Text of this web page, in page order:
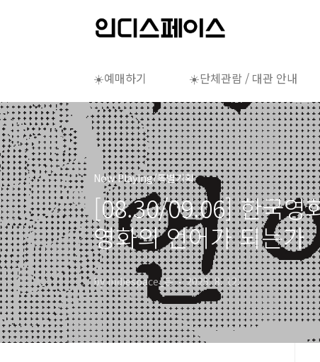
☀️예매하기 ☀️단체관람 / 대관 안내
Now Playing/특별기획
[08.30/09.06] 한국영
영화의 언어가 되는가
by indiespace_은 2025. 8. 12.